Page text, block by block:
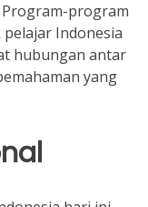
program
Indonesia
hubungan antar
yang